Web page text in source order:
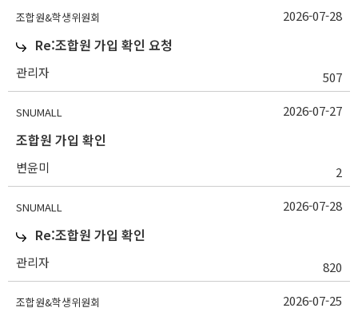
조합원&학생위원회
Re:조합원 가입 확인 요청
관리자 507
2026-07-28
SNUMALL
조합원 가입 확인
변윤미 2
2026-07-27
SNUMALL
Re:조합원 가입 확인
관리자 820
2026-07-28
조합원&학생위원회 2026-07-25